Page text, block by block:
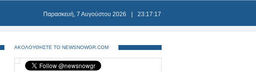
Παρασκευή, 7 Αυγούστου 2026 23:17:18
ΑΚΟΛΟΥΘΗΣΤΕ ΤΟ NEWSNOWGR.COM